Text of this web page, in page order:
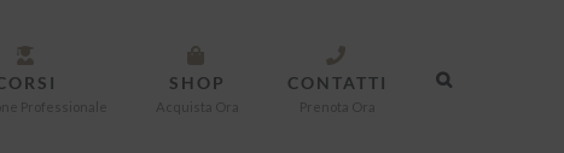
Professionale
SHOP
Acquista Ora
CONTATTI
Prenota Ora